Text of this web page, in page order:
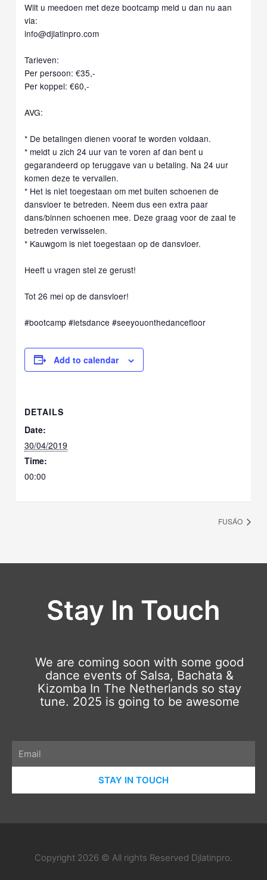
Wilt u meedoen met deze bootcamp meld u dan nu aan
via:
info@djlatinpro.com
Tarieven:
Per persoon: €35,-
Per koppel: €60,-
AVG:
* De betalingen dienen vooraf te worden voldaan.
* meldt u zich 24 uur van te voren af dan bent u
gegarandeerd op teruggave van u betaling. Na 24 uur
komen deze te vervallen.
* Het is niet toegestaan om met buiten schoenen de
dansvloer te betreden. Neem dus een extra paar
dans/binnen schoenen mee. Deze graag voor de zaal te
betreden verwisselen.
* Kauwgom is niet toegestaan op de dansvloer.
Heeft u vragen stel ze gerust!
Tot 26 mei op de dansvloer!
#bootcamp #letsdance #seeyouonthedancefloor
Add to calendar
DETAILS
Date:
30/04/2019
Time:
00:00
FUSÁO
Stay In Touch
We are coming soon with some good
dance events of Salsa, Bachata &
Kizomba In The Netherlands so stay
tune. 2025 is going to be awesome
STAY IN TOUCH
Copyright 2026 © All rights Reserved Djlatinpro.